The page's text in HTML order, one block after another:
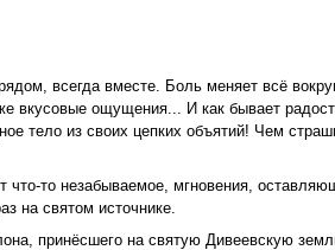
всегда вместе. Боль меняет всё
вкусовые ощущения... И как бывает
тело из своих цепких объятий! Чем
что-то незабываемое, мгновения,
на святом источнике.
принёсшего на святую Дивеевскую